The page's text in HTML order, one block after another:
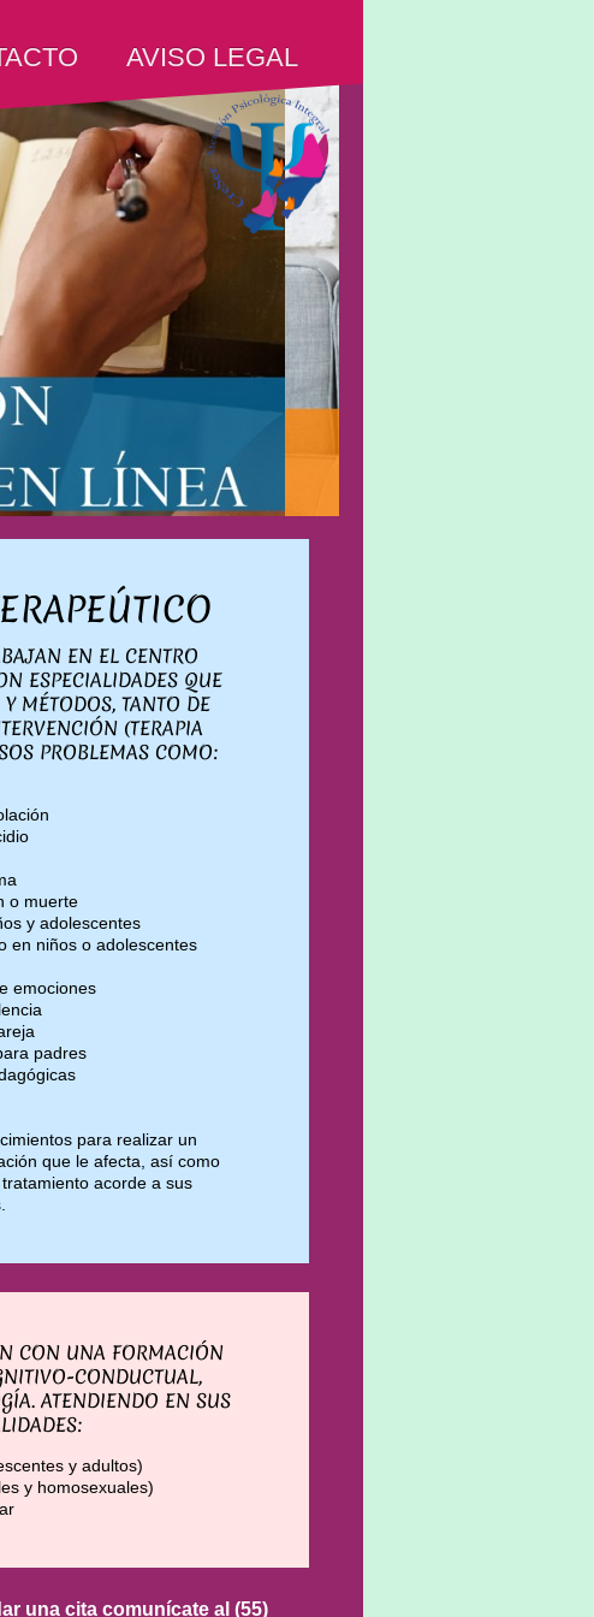
AVISO LEGAL
EN EL CENTRO
ESPECIALIDADES QUE
MÉTODOS, TANTO DE
(TERAPIA
PROBLEMAS COMO:
o muerte
y adolescentes
en niños o adolescentes
emociones
padres
para realizar un
que le afecta, así como
acorde a sus
CON UNA FORMACIÓN
CONDUCTUAL,
ATENDIENDO EN SUS
y adultos)
y homosexuales)
una cita comunícate al (55)